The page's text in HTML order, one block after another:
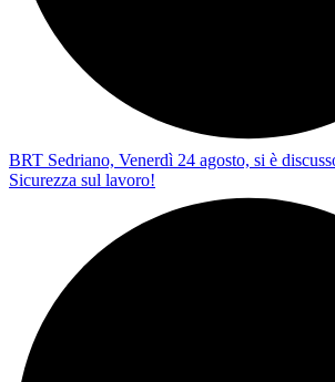
BRT Sedriano, Venerdì 24 agosto, si è
Sicurezza sul lavoro!